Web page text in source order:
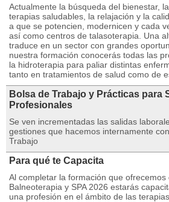
Actualmente la búsqueda del bienestar,
terapias saludables, la relajación y la
a que se potencien, modernicen y cada
así como centros de talasoterapia. Una
traduce en un sector con grandes
nuestra formación conocerás todas las
la hidroterapia para paliar distintas
tanto en tratamientos de salud como de
Bolsa de Trabajo y Prácticas para
Profesionales
Se ven incrementadas las salidas
gestiones que hacemos internamente
Trabajo
Para qué te Capacita
Al completar la formación que
Balneoterapia y SPA 2026 estarás
una profesión en el ámbito de las